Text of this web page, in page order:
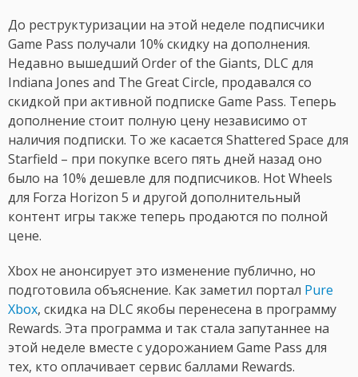
До реструктуризации на этой неделе подписчики
Game Pass получали 10% скидку на дополнения.
Недавно вышедший Order of the Giants, DLC для
Indiana Jones and The Great Circle, продавался со
скидкой при активной подписке Game Pass. Теперь
дополнение стоит полную цену независимо от
наличия подписки. То же касается Shattered Space для
Starfield – при покупке всего пять дней назад оно
было на 10% дешевле для подписчиков. Hot Wheels
для Forza Horizon 5 и другой дополнительный
контент игры также теперь продаются по полной
цене.
Xbox не анонсирует это изменение публично, но
подготовила объяснение. Как заметил портал Pure
Xbox, скидка на DLC якобы перенесена в программу
Rewards. Эта программа и так стала запутаннее на
этой неделе вместе с удорожанием Game Pass для
тех, кто оплачивает сервис баллами Rewards.